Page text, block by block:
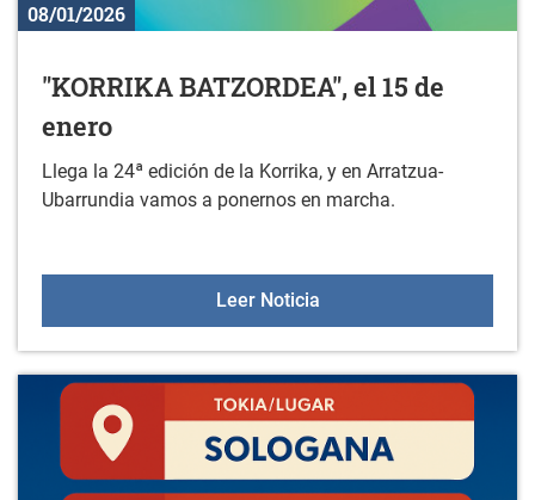
08/01/2026
"KORRIKA BATZORDEA", el 15 de
enero
Llega la 24ª edición de la Korrika, y en Arratzua-
Ubarrundia vamos a ponernos en marcha.
Leer Noticia"KORRIKA